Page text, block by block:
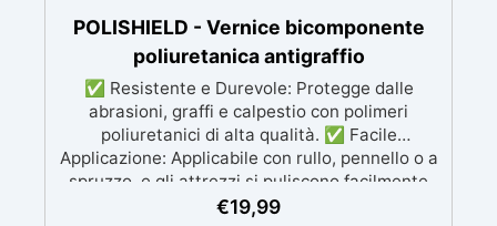
POLISHIELD - Vernice bicomponente
poliuretanica antigraffio
✅ Resistente e Durevole: Protegge dalle
abrasioni, graffi e calpestio con polimeri
poliuretanici di alta qualità. ✅ Facile
Applicazione: Applicabile con rullo, pennello o a
spruzzo, e gli attrezzi si puliscono facilmente
con diluente INCLUSO nel Kit ✅ Versatile:
€19,99